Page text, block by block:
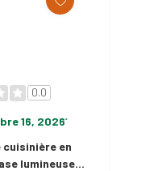
0.0
16, 2026*
cuisinière en
lumineuse